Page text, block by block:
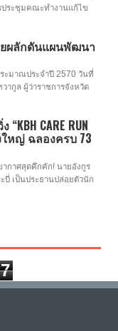
ประชุมคณะทำงานแก้ไข
ยผลักดันแผนพัฒนา
ะมาณประจำปี 2570 วันที่
ากูล ผู้ว่าราชการจังหวัด
CARE RUN
ใหญ่ ฉลองครบ 73
กาศสุดคึกคัก! นายอังกูร
บี่ เป็นประธานปล่อยตัวนัก
7